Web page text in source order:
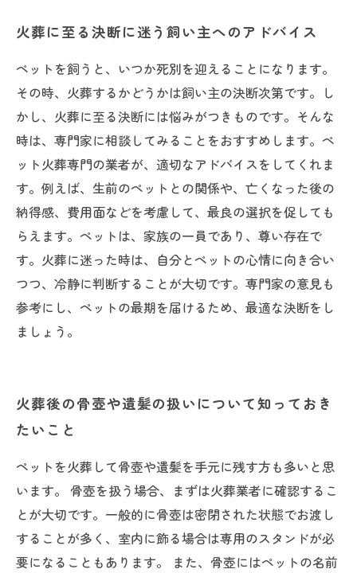
火葬に至る決断に迷う飼い主へのアドバイス
ペットを飼うと、いつか死別を迎えることになります。
その時、火葬するかどうかは飼い主の決断次第です。し
かし、火葬に至る決断には悩みがつきものです。そんな
時は、専門家に相談してみることをおすすめします。ペ
ット火葬専門の業者が、適切なアドバイスをしてくれま
す。例えば、生前のペットとの関係や、亡くなった後の
納得感、費用面などを考慮して、最良の選択を促しても
らえます。ペットは、家族の一員であり、尊い存在で
す。火葬に迷った時は、自分とペットの心情に向き合い
つつ、冷静に判断することが大切です。専門家の意見も
参考にし、ペットの最期を届けるため、最適な決断をし
ましょう。
火葬後の骨壺や遺髪の扱いについて知っておき
たいこと
ペットを火葬して骨壺や遺髪を手元に残す方も多いと思
います。 骨壺を扱う場合、まずは火葬業者に確認するこ
とが大切です。一般的に骨壺は密閉された状態でお渡し
することが多く、室内に飾る場合は専用のスタンドが必
要になることもあります。 また、骨壺にはペットの名前